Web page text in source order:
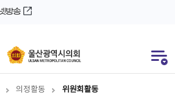
방송
의정활동 위원회활동